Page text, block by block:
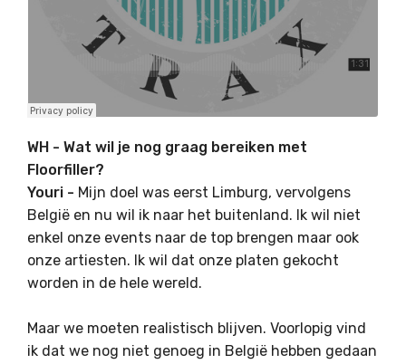
WH - Wat wil je nog graag bereiken met
Floorfiller?
Youri - Mijn doel was eerst Limburg, vervolgens
België en nu wil ik naar het buitenland. Ik wil niet
enkel onze events naar de top brengen maar ook
onze artiesten. Ik wil dat onze platen gekocht
worden in de hele wereld.
Maar we moeten realistisch blijven. Voorlopig vind
ik dat we nog niet genoeg in België hebben gedaan